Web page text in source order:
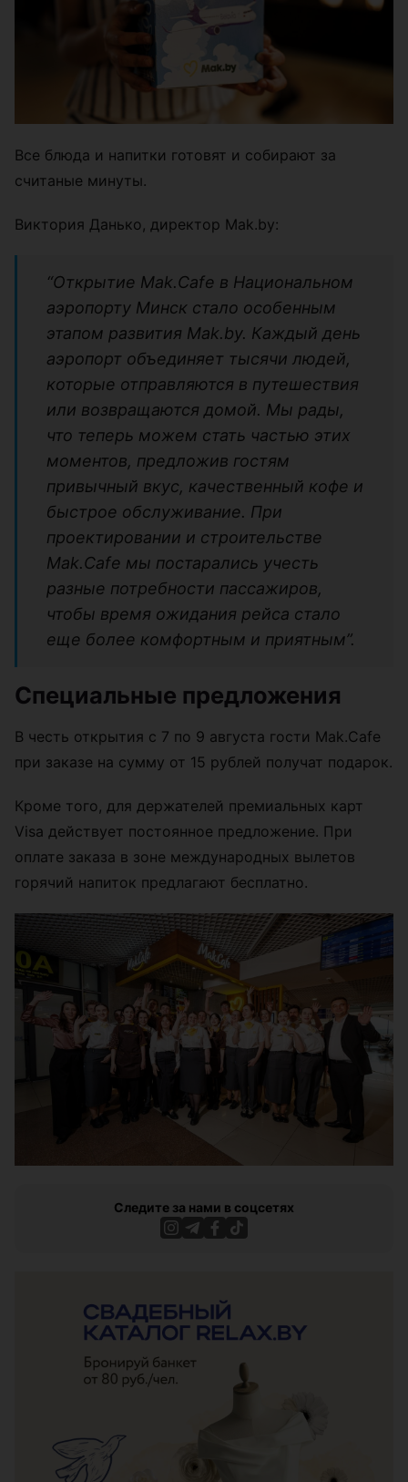
Все блюда и напитки готовят и собирают за
считаные минуты.
Виктория Данько, директор Mak.by:
“Открытие Mak.Cafe в Национальном
аэропорту Минск стало особенным
этапом развития Mak.by. Каждый день
аэропорт объединяет тысячи людей,
которые отправляются в путешествия
или возвращаются домой. Мы рады,
что теперь можем стать частью этих
моментов, предложив гостям
привычный вкус, качественный кофе и
быстрое обслуживание. При
проектировании и строительстве
Mak.Cafe мы постарались учесть
разные потребности пассажиров,
чтобы время ожидания рейса стало
еще более комфортным и приятным”.
Специальные предложения
В честь открытия с 7 по 9 августа гости Mak.Cafe
при заказе на сумму от 15 рублей получат подарок.
Кроме того, для держателей премиальных карт
Visa действует постоянное предложение. При
оплате заказа в зоне международных вылетов
горячий напиток предлагают бесплатно.
Следите за нами в соцсетях